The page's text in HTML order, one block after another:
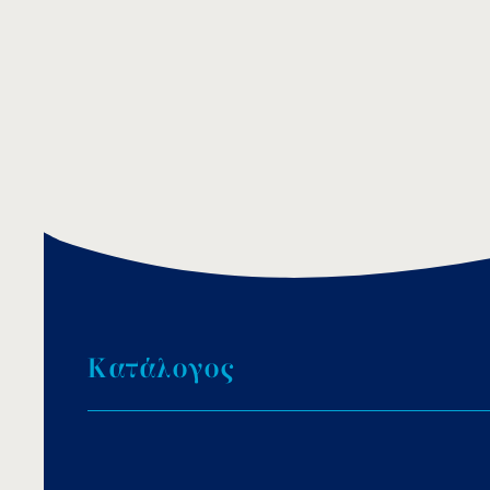
Κατάλογος